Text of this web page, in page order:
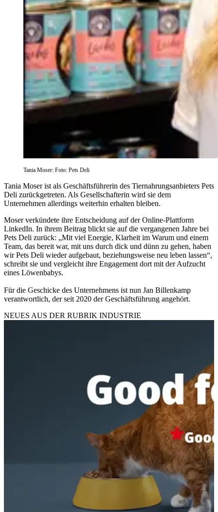
Tania Moser: Foto: Pets Deli
Tania Moser ist als Geschäftsführerin des Tiernahrungsanbieters Pets
Deli zurückgetreten. Als Gesellschafterin wird sie dem
Unternehmen allerdings weiterhin erhalten bleiben.
Moser verkündete ihre Entscheidung auf der Online-Plattform
LinkedIn. In ihrem Beitrag blickt sie auf die vergangenen Jahre bei
Pets Deli zurück: „Mit viel Energie, Klarheit im Warum und einem
Team, das bereit war, mit uns durch dick und dünn zu gehen, haben
wir Pets Deli wieder aufgebaut, beziehungsweise neu leben lassen“,
schreibt sie und vergleicht ihre Engagement dort mit der Aufzucht
eines Löwenbabys.
Für die Geschicke des Unternehmens ist nun Jan Billenkamp
verantwortlich, der seit 2020 der Geschäftsführung angehört.
NEUES AUS DER RUBRIK INDUSTRIE